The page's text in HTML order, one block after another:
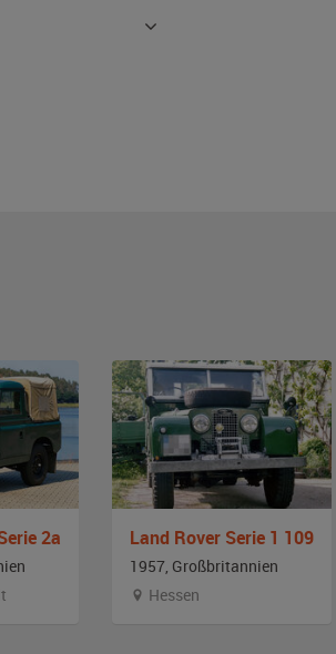
2a Land Rover Serie 1 109
1957, Großbritannien
Hessen